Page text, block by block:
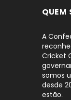
QUEM
A
Cricket
somos
desde
estão.